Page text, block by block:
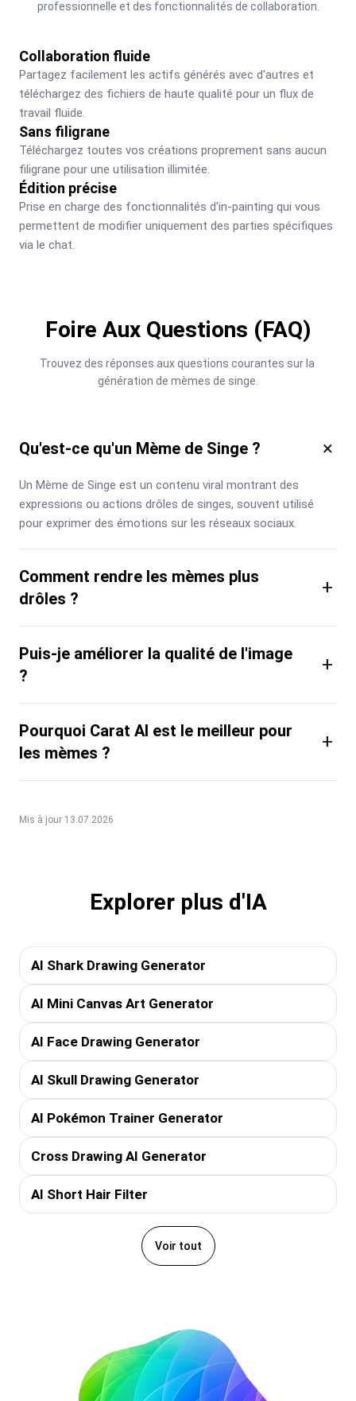
professionnelle et des fonctionnalités de collaboration.
Collaboration fluide
Partagez facilement les actifs générés avec d'autres et
téléchargez des fichiers de haute qualité pour un flux de
travail fluide.
Sans filigrane
Téléchargez toutes vos créations proprement sans aucun
filigrane pour une utilisation illimitée.
Édition précise
Prise en charge des fonctionnalités d'in-painting qui vous
permettent de modifier uniquement des parties spécifiques
via le chat.
Foire Aux Questions (FAQ)
Trouvez des réponses aux questions courantes sur la
génération de mèmes de singe.
Qu'est-ce qu'un Mème de Singe ? ×
Un Mème de Singe est un contenu viral montrant des
expressions ou actions drôles de singes, souvent utilisé
pour exprimer des émotions sur les réseaux sociaux.
Comment rendre les mèmes plus
drôles ?
+
Puis-je améliorer la qualité de l'image
?
+
Pourquoi Carat AI est le meilleur pour
les mèmes ?
+
Mis à jour 13.07.2026
Explorer plus d'IA
AI Shark Drawing Generator
AI Mini Canvas Art Generator
AI Face Drawing Generator
AI Skull Drawing Generator
AI Pokémon Trainer Generator
Cross Drawing AI Generator
AI Short Hair Filter
Voir tout